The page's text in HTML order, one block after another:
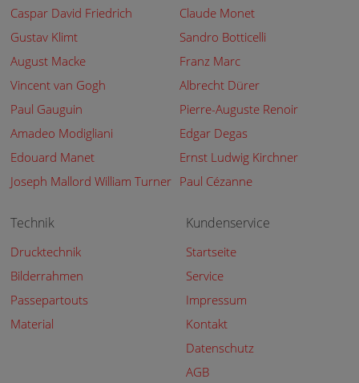
Caspar David Friedrich
Claude Monet
Gustav Klimt
Sandro Botticelli
August Macke
Franz Marc
Vincent van Gogh
Albrecht Dürer
Paul Gauguin
Pierre-Auguste Renoir
Amadeo Modigliani
Edgar Degas
Edouard Manet
Ernst Ludwig Kirchner
Joseph Mallord William Turner Paul Cézanne
Technik
Drucktechnik
Bilderrahmen
Passepartouts
Material
Kundenservice
Startseite
Service
Impressum
Kontakt
Datenschutz
AGB